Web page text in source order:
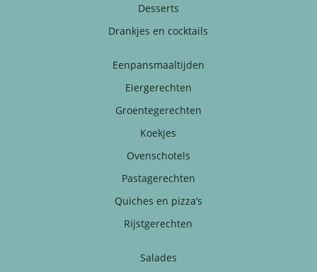
Desserts
Drankjes en cocktails
Eenpansmaaltijden
Eiergerechten
Groentegerechten
Koekjes
Ovenschotels
Pastagerechten
Quiches en pizza’s
Rijstgerechten
Salades